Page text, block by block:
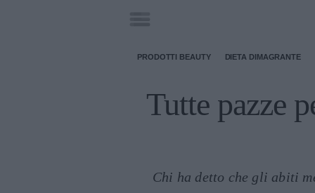
PRODOTTI BEAUTY DIETA DIMAGRANTE
Tutte pazze
Chi ha detto che gli abiti